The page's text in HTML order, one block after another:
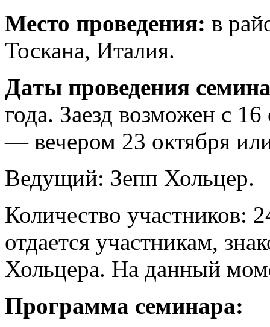
Место проведения: в
Тоскана, Италия.
Даты проведения
года. Заезд возможен с
— вечером 23 октября
Ведущий: Зепп Хольцер.
Количество участников:
отдается участникам,
Хольцера. На данный
Программа семинара: